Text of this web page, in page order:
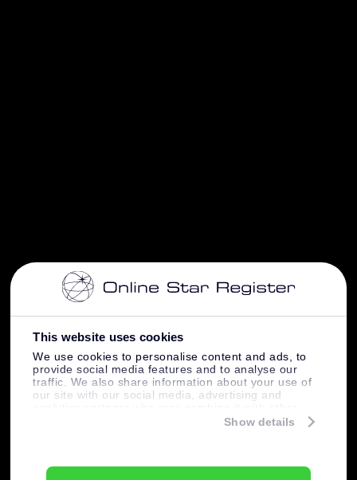
This website uses cookies
We use cookies to personalise content and ads, to
provide social media features and to analyse our
traffic. We also share information about your use of
our site with our social media, advertising and
information that you’ve provided to them or that
Show details